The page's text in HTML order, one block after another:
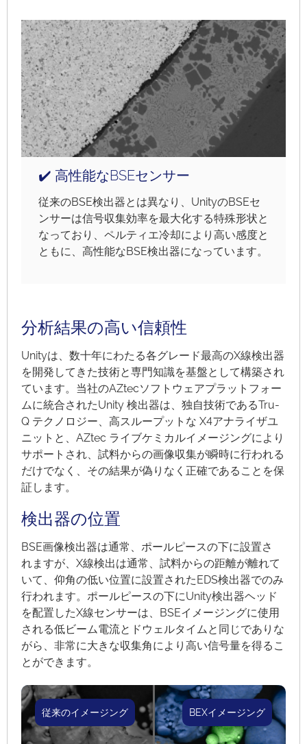
✔️ 高性能なBSEセンサー
従来のBSE検出器とは異なり、UnityのBSEセ
ンサーは信号収集効率を最大化する特殊形状と
なっており、ペルティエ冷却により高い感度と
ともに、高性能なBSE検出器になっています。
分析結果の高い信頼性
Unityは、数十年にわたる各グレード最高のX線検出器
を開発してきた技術と専門知識を基盤として構築され
ています。当社のAZtecソフトウェアプラットフォー
ムに統合されたUnity 検出器は、独自技術であるTru-
Q テクノロジー、高スループットな X4アナライザユ
ニットと、AZtec ライブケミカルイメージングにより
サポートされ、試料からの画像収集が瞬時に行われる
だけでなく、その結果が偽りなく正確であることを保
証します。
検出器の位置
BSE画像検出器は通常、ポールピースの下に設置さ
れますが、X線検出は通常、試料からの距離が離れて
いて、仰角の低い位置に設置されたEDS検出器でのみ
行われます。ポールピースの下にUnity検出器ヘッド
を配置したX線センサーは、BSEイメージングに使用
される低ビーム電流とドウェルタイムと同じでありな
がら、非常に大きな収集角により高い信号量を得るこ
とができます。
BEXイメージング
従来のイメージング